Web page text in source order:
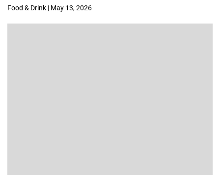
Food & Drink | May 13, 2026